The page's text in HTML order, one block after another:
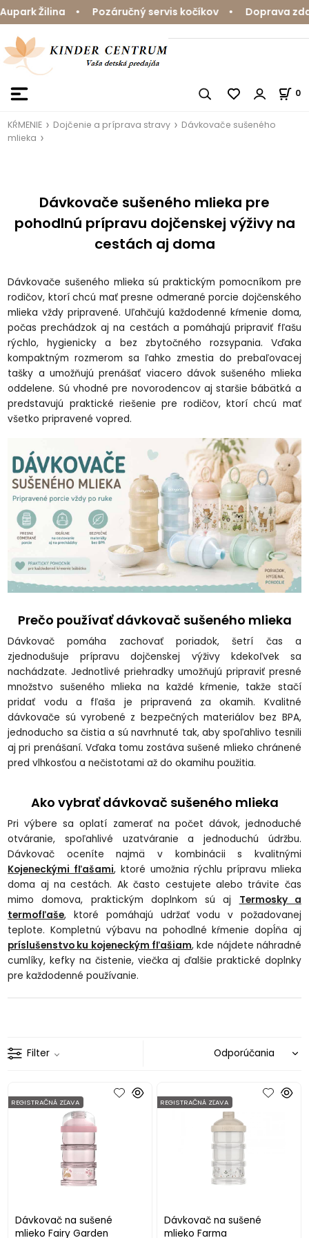
Žilina • Pozáručný servis kočíkov • Doprava
0
KŔMENIE Dojčenie a príprava stravy
Dávkovače sušeného
mlieka
Dávkovače sušeného mlieka pre
pohodlnú prípravu dojčenskej výživy na
cestách aj doma
Dávkovače sušeného mlieka sú praktickým pomocníkom pre
rodičov, ktorí chcú mať presne odmerané porcie dojčenského
mlieka vždy pripravené. Uľahčujú každodenné kŕmenie doma,
počas prechádzok aj na cestách a pomáhajú pripraviť fľašu
rýchlo, hygienicky a bez zbytočného rozsypania. Vďaka
kompaktným rozmerom sa ľahko zmestia do prebaľovacej
tašky a umožňujú prenášať viacero dávok sušeného mlieka
oddelene. Sú vhodné pre novorodencov aj staršie bábätká a
predstavujú praktické riešenie pre rodičov, ktorí chcú mať
všetko pripravené vopred.
Prečo používať dávkovač sušeného mlieka
Dávkovač pomáha zachovať poriadok, šetrí čas a
zjednodušuje prípravu dojčenskej výživy kdekoľvek sa
nachádzate. Jednotlivé priehradky umožňujú pripraviť presné
množstvo sušeného mlieka na každé kŕmenie, takže stačí
pridať vodu a fľaša je pripravená za okamih. Kvalitné
dávkovače sú vyrobené z bezpečných materiálov bez BPA,
jednoducho sa čistia a sú navrhnuté tak, aby spoľahlivo tesnili
aj pri prenášaní. Vďaka tomu zostáva sušené mlieko chránené
pred vlhkosťou a nečistotami až do okamihu použitia.
Ako vybrať dávkovač sušeného mlieka
Pri výbere sa oplatí zamerať na počet dávok, jednoduché
otváranie, spoľahlivé uzatváranie a jednoduchú údržbu.
Dávkovač oceníte najmä v kombinácii s kvalitnými
Kojeneckými fľašami, ktoré umožnia rýchlu prípravu mlieka
doma aj na cestách. Ak často cestujete alebo trávite čas
mimo domova, praktickým doplnkom sú aj Termosky a
termofľaše, ktoré pomáhajú udržať vodu v požadovanej
teplote. Kompletnú výbavu na pohodlné kŕmenie dopĺňa aj
príslušenstvo ku kojeneckým fľašiam, kde nájdete náhradné
cumlíky, kefky na čistenie, viečka aj ďalšie praktické doplnky
pre každodenné používanie.
Filter
Dávkovač na sušené
mlieko Fairy Garden
REGISTRAČNÁ ZĽAVA
Dávkovač na sušené
mlieko Farma
REGISTRAČNÁ ZĽAVA